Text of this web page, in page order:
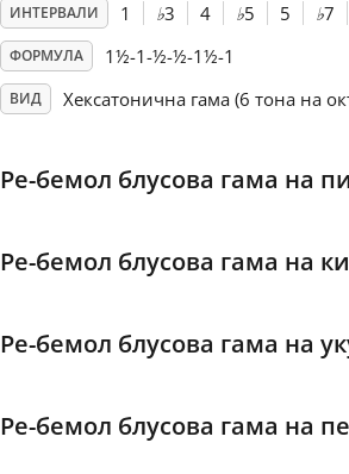
Español
日本語
ИНТЕРВАЛИ 1 ♭3 4 ♭5 5 ♭7
ФОРМУЛА 1½-1-½-½-1½-1
ВИД Хексатонична гама (6 тона на
Ре-бемол блусова гама на
Ре-бемол блусова гама на
Ре-бемол блусова гама на
Ре-бемол блусова гама на